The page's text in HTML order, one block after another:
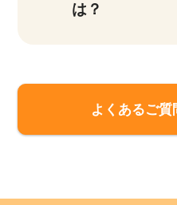
は？
よくあるご